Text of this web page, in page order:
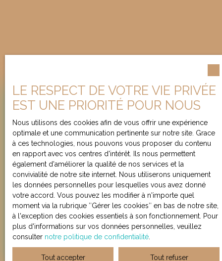
Besoin d’une
évaluation de votre bien ?
Chez Loft App'Art & Co, l'expérience prime. Depuis
plus de 20 ans, nous cultivons un savoir-faire que
nous mettons au service de nos clients. Profitez de
votre évaluation offerte et remise avec avis de valeur.
Adresse de votre bien
Estimer mon bien
LE RESPECT DE VOTRE VIE PRIVÉE
EST UNE PRIORITÉ POUR NOUS
Nous utilisons des cookies afin de vous offrir une expérience
optimale et une communication pertinente sur notre site. Grace
à ces technologies, nous pouvons vous proposer du contenu
en rapport avec vos centres d'intérêt. Ils nous permettent
également d'améliorer la qualité de nos services et la
convivialité de notre site internet. Nous utiliserons uniquement
les données personnelles pour lesquelles vous avez donné
votre accord. Vous pouvez les modifier à n'importe quel
moment via la rubrique ″Gérer les cookies″ en bas de notre site,
à l'exception des cookies essentiels à son fonctionnement. Pour
plus d'informations sur vos données personnelles, veuillez
consulter notre politique de confidentialité
Tout accepter Tout refuser